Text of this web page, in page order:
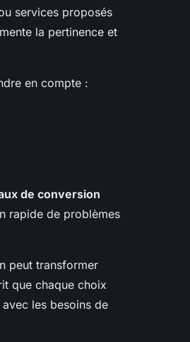
services proposés
la pertinence et
en compte :
de conversion
rapide de problèmes
peut transformer
que chaque choix
les besoins de